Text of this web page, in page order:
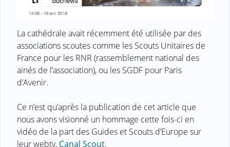
La cathédrale avait récemment été utilisée par des
associations scoutes comme les Scouts Unitaires de
France pour les RNR (rassemblement national des
ainés de l’association), ou les SGDF pour Paris
d’Avenir.
Ce n’est qu’après la publication de cet article que
nous avons visionné un hommage cette fois-ci en
vidéo de la part des Guides et Scouts d’Europe sur
leur webtv, Canal Scout.